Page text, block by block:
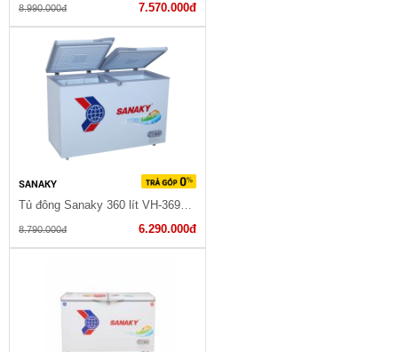
8.990.000đ 7.570.000đ
SANAKY
Tủ đông Sanaky 360 lít VH-3699W1
8.790.000đ 6.290.000đ